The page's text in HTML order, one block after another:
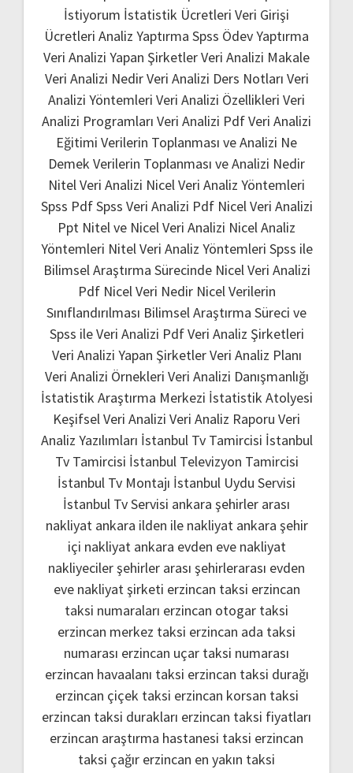
İstiyorum İstatistik Ücretleri Veri Girişi
Ücretleri Analiz Yaptırma Spss Ödev Yaptırma
Veri Analizi Yapan ŞirketlerVeri Analizi Makale
Veri Analizi NedirVeri Analizi Ders Notları Veri
Analizi Yöntemleri Veri Analizi Özellikleri Veri
Analizi Programları Veri Analizi PdfVeri Analizi
Eğitimi Verilerin Toplanması ve Analizi Ne
Demek Verilerin Toplanması ve Analizi Nedir
Nitel Veri Analizi Nicel Veri Analiz Yöntemleri
Spss PdfSpss Veri Analizi Pdf Nicel Veri Analizi
Ppt Nitel ve Nicel Veri Analizi Nicel Analiz
Yöntemleri Nitel Veri Analiz Yöntemleri Spss ile
Bilimsel Araştırma Sürecinde Nicel Veri Analizi
Pdf Nicel Veri Nedir Nicel Verilerin
Sınıflandırılması Bilimsel Araştırma Süreci ve
Spss ile Veri Analizi PdfVeri Analiz Şirketleri
Veri Analizi Yapan ŞirketlerVeri Analiz Planı
Veri Analizi Örnekleri Veri Analizi Danışmanlığı
İstatistik Araştırma Merkezi İstatistik Atolyesi
Keşifsel Veri Analizi Veri Analiz Raporu Veri
Analiz Yazılımları İstanbul Tv Tamircisi İstanbul
Tv Tamircisi İstanbul Televizyon Tamircisi
İstanbul Tv Montajı İstanbul Uydu Servisi
İstanbul Tv Servisi ankara şehirler arası
nakliyat ankara ilden ile nakliyat ankara şehir
içi nakliyat ankara evden eve nakliyat
nakliyeciler şehirler arası şehirlerarası evden
eve nakliyat şirketi erzincan taksi erzincan
taksi numaraları erzincan otogar taksi
erzincan merkez taksi erzincan ada taksi
numarası erzincan uçar taksi numarası
erzincan havaalanı taksi erzincan taksi durağı
erzincan çiçek taksi erzincan korsan taksi
erzincan taksi durakları erzincan taksi fiyatları
erzincan araştırma hastanesi taksi erzincan
taksi çağır erzincan en yakın taksi